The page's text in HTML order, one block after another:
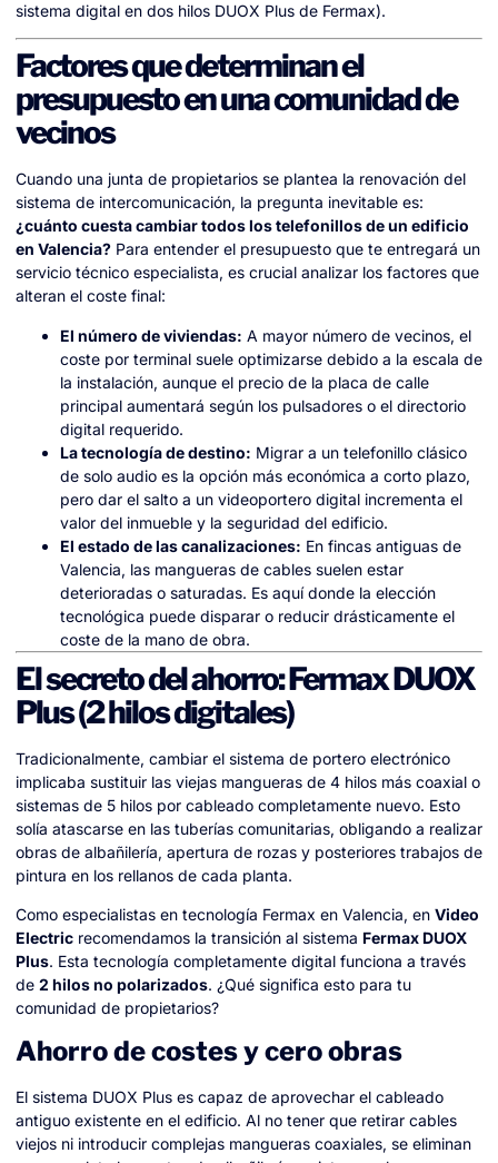
sistema digital en dos hilos DUOX Plus de Fermax).
Factores que determinan el
presupuesto en una comunidad de
vecinos
Cuando una junta de propietarios se plantea la renovación del
sistema de intercomunicación, la pregunta inevitable es:
¿cuánto cuesta cambiar todos los telefonillos de un edificio
en Valencia? Para entender el presupuesto que te entregará un
servicio técnico especialista, es crucial analizar los factores que
alteran el coste final:
El número de viviendas: A mayor número de vecinos, el
coste por terminal suele optimizarse debido a la escala de
la instalación, aunque el precio de la placa de calle
principal aumentará según los pulsadores o el directorio
digital requerido.
La tecnología de destino: Migrar a un telefonillo clásico
de solo audio es la opción más económica a corto plazo,
pero dar el salto a un videoportero digital incrementa el
valor del inmueble y la seguridad del edificio.
El estado de las canalizaciones: En fincas antiguas de
Valencia, las mangueras de cables suelen estar
deterioradas o saturadas. Es aquí donde la elección
tecnológica puede disparar o reducir drásticamente el
coste de la mano de obra.
El secreto del ahorro: Fermax DUOX
Plus (2 hilos digitales)
Tradicionalmente, cambiar el sistema de portero electrónico
implicaba sustituir las viejas mangueras de 4 hilos más coaxial o
sistemas de 5 hilos por cableado completamente nuevo. Esto
solía atascarse en las tuberías comunitarias, obligando a realizar
obras de albañilería, apertura de rozas y posteriores trabajos de
pintura en los rellanos de cada planta.
Como especialistas en tecnología Fermax en Valencia, en Video
Electric recomendamos la transición al sistema Fermax DUOX
Plus. Esta tecnología completamente digital funciona a través
de 2 hilos no polarizados. ¿Qué significa esto para tu
comunidad de propietarios?
Ahorro de costes y cero obras
El sistema DUOX Plus es capaz de aprovechar el cableado
antiguo existente en el edificio. Al no tener que retirar cables
viejos ni introducir complejas mangueras coaxiales, se eliminan